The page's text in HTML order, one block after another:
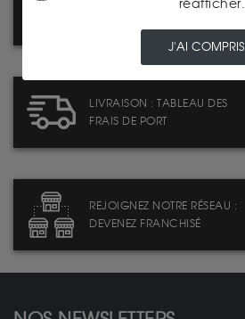
LA PRESSE PARLE DE NOUS !
LIVRAISON : TABLEAU DES
FRAIS DE PORT
REJOIGNEZ NOTRE RÉSEAU :
DEVENEZ FRANCHISÉ
réafficher.
J'AI COMPRIS